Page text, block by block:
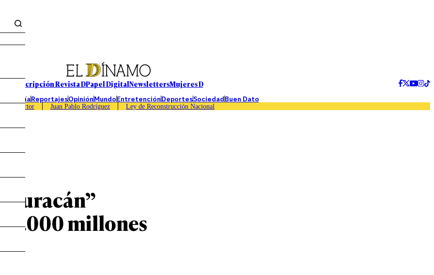
Suscripción Revista DPapel DigitalNewslettersMujeres D
EconomíaReportajesOpiniónMundoEntretenciónDeportesSociedadBuen Dato
Caso Sartor Juan Pablo Rodríguez Ley de Reconstrucción Nacional
Huracán”
2.000 millones